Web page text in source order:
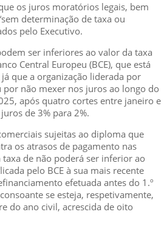
os juros moratórios legais, bem
determinação de taxa ou
pelo Executivo.
ser inferiores ao valor da taxa
Central Europeu (BCE), que está
que a organização liderada por
por não mexer nos juros ao longo do
após quatro cortes entre janeiro e
de 3% para 2%.
sujeitas ao diploma que
os atrasos de pagamento nas
de não poderá ser inferior ao
pelo BCE à sua mais recente
efetuada antes do 1.º
se esteja, respetivamente,
do ano civil, acrescida de oito